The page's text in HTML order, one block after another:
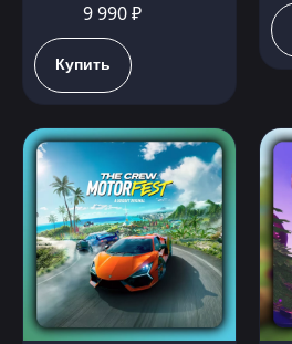
9 990 ₽
Купить